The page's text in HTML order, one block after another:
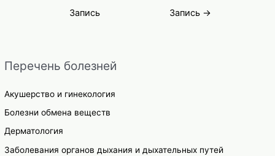
Перечень болезней
Акушерство и гинекология
Болезни обмена веществ
Дерматология
Заболевания органов дыхания и дыхательных путей
Запись
Запись →